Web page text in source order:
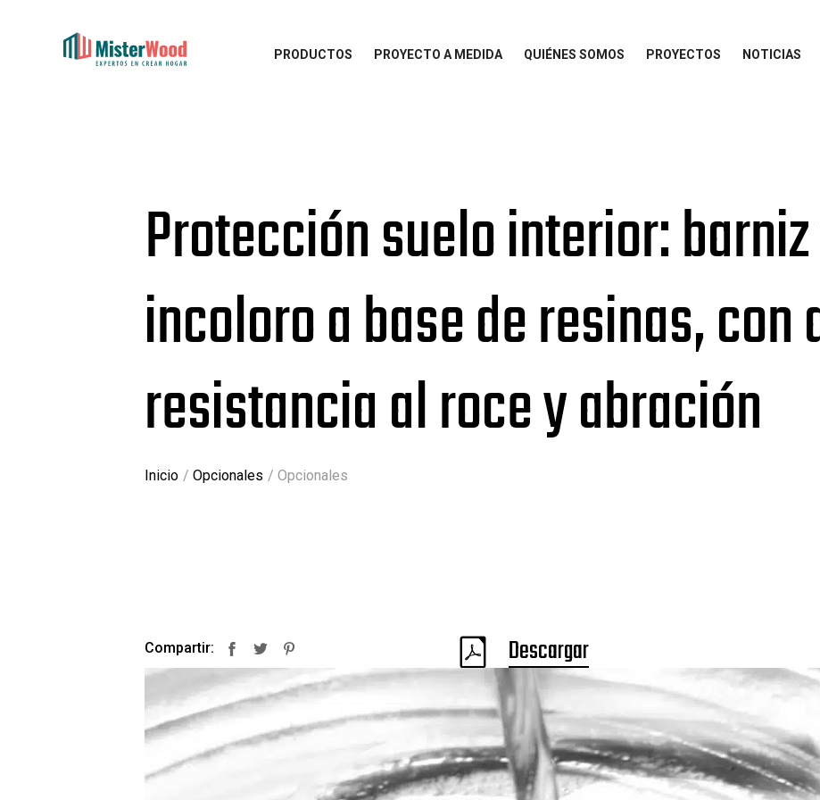
PRODUCTOS PROYECTO A MEDIDA QUIÉNES SOMOS PROYECTOS NOTICIAS
Protección suelo interior:
incoloro a base de resinas, con
resistancia al roce y abración
Inicio Opcionales Opcionales
Compartir:
Facebook
TwitterPinterest Descargar